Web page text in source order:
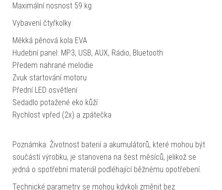
Maximální nosnost 59 kg
Vybavení čtyřkolky:
Měkká pěnová kola EVA
Hudební panel: MP3, USB, AUX, Rádio, Bluetooth
Předem nahrané melodie
Zvuk startování motoru
Přední LED osvětlení
Sedadlo potažené eko kůží
Rychlost vpřed (2x) a zpátečka
Poznámka: Životnost baterií a akumulátorů, které mohou být
součástí výrobku, je stanovena na šest měsíců, jelikož se
jedná o spotřební materiál podléhající běžnému opotřebení.
Technické parametry se mohou kdykoli změnit bez